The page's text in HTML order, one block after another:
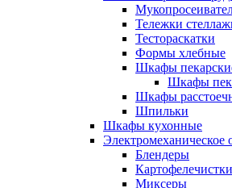
Тележки
Тестораскатки
Формы хлебные
Шкафы
Шкафы
Шкафы
Шпильки
Шкафы кухонные
Электромеханическое
Блендеры
Миксеры